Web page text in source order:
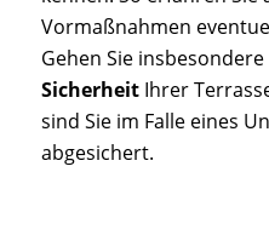
Vormaßnahmen
Gehen Sie
SicherheitIhrer
sind Sie im Falle eines
abgesichert.